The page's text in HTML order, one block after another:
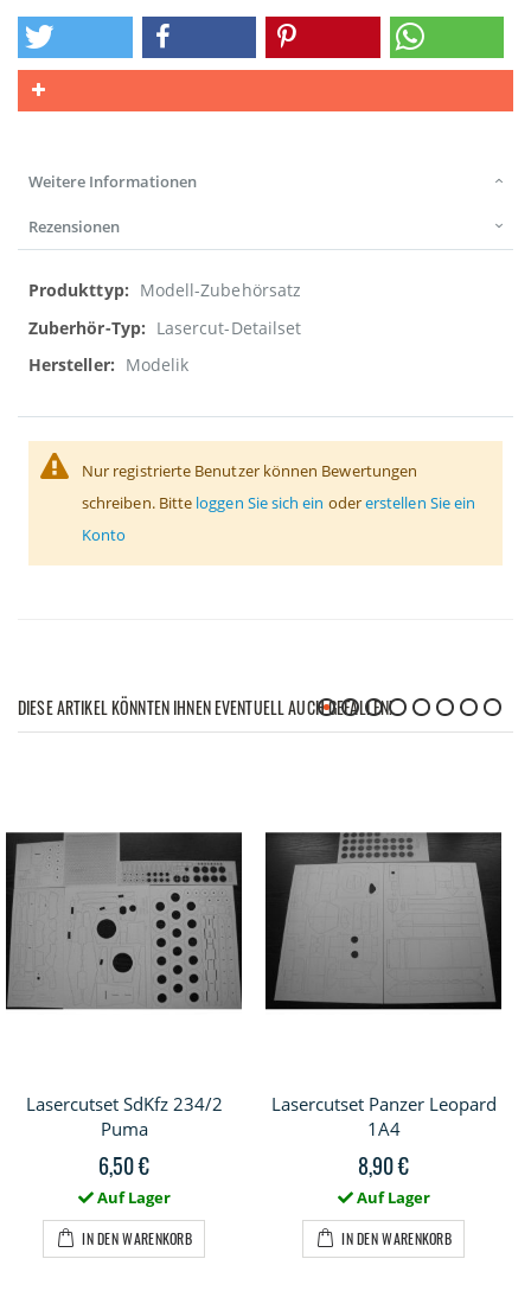
Weitere Informationen
Rezensionen
Weitere
Informationen
Modell-Zubehörsatz
Lasercut-Detailset
Modelik
Nur registrierte Benutzer können Bewertungen
schreiben. Bitte loggen Sie sich ein odererstellen Sie ein
Konto
DIESE ARTIKEL KÖNNTEN IHNEN EVENTUELL AUCH GEFALLEN!
Lasercutset SdKfz 234/2
Puma
6,50 €
Auf Lager
IN DEN WARENKORB
Lasercutset Panzer Leopard
1A4
8,90 €
Auf Lager
IN DEN WARENKORB